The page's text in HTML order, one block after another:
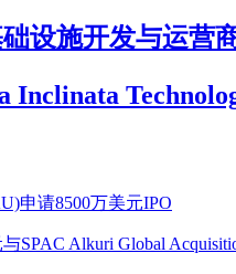
设施开发与运营
申请8500万美元IPO
SPAC Alkuri Global